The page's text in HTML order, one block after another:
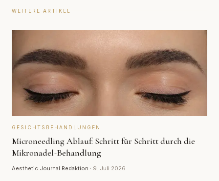
WEITERE ARTIKEL
GESICHTSBEHANDLUNGEN
Microneedling Ablauf: Schritt für Schritt durch die
Mikronadel-Behandlung
Aesthetic Journal Redaktion · 9. Juli 2026